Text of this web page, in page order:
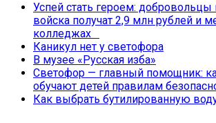
Успей стать героем:
войска получат 2,9 млн рублей и
колледжах
Каникул нет у светофора
В музее «Русская изба»
Светофор — главный помощник:
обучают детей правилам
Как выбрать бутилированную